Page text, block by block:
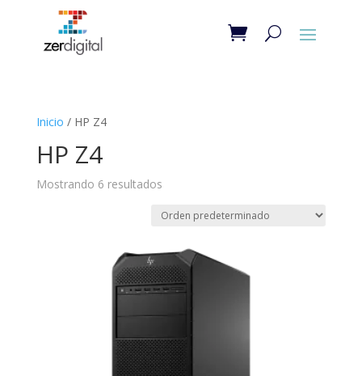
Inicio / HP Z4
HP Z4
Mostrando 6 resultados